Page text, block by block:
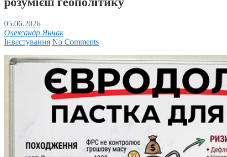
05.06.2026
Олександр Янчак
Інвестування No Comments